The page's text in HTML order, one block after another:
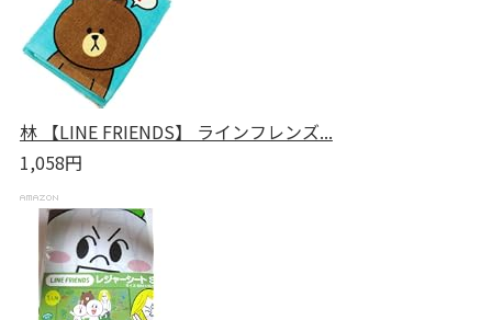
林 【LINE FRIENDS】 ラインフレンズ...
1,058円